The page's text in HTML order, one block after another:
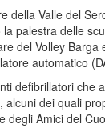
della Valle del
palestra delle
del Volley Barga
automatico
defibrillatori che
alcuni dei quali
degli Amici del